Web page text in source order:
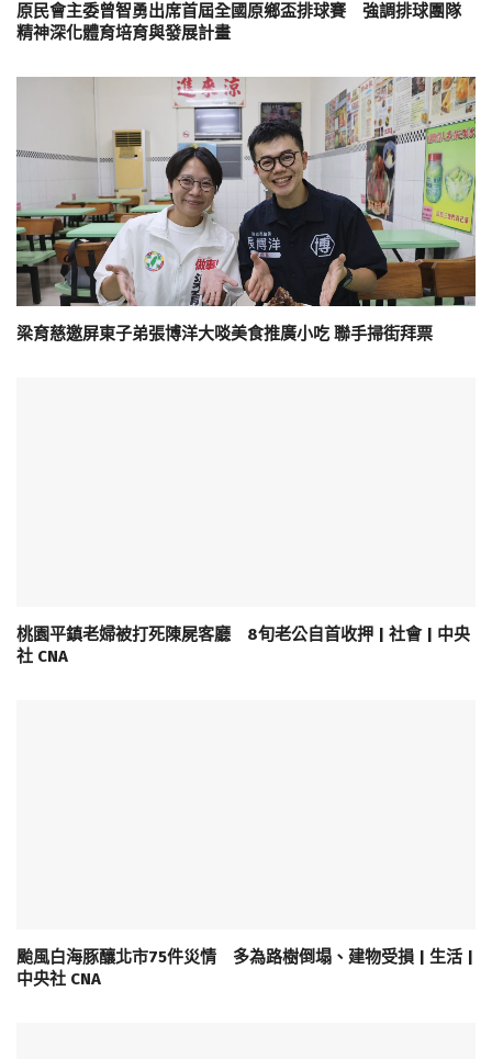
原民會主委曾智勇出席首屆全國原鄉盃排球賽 強調排球團隊
精神深化體育培育與發展計畫
梁育慈邀屏東子弟張博洋大啖美食推廣小吃 聯手掃街拜票
桃園平鎮老婦被打死陳屍客廳 8旬老公自首收押 | 社會 | 中央
社 CNA
颱風白海豚釀北市75件災情 多為路樹倒塌、建物受損 | 生活 |
中央社 CNA